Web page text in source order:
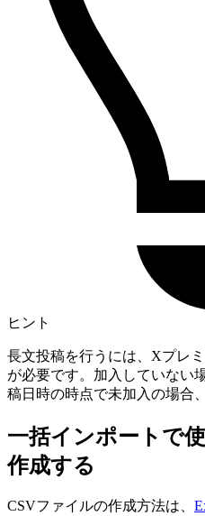
ヒント
長文投稿を行うには、Xプレ
が必要です。加入していない
稿日時の時点で未加入の場合
一括インポートで
作成する
CSVファイルの作成方法は、